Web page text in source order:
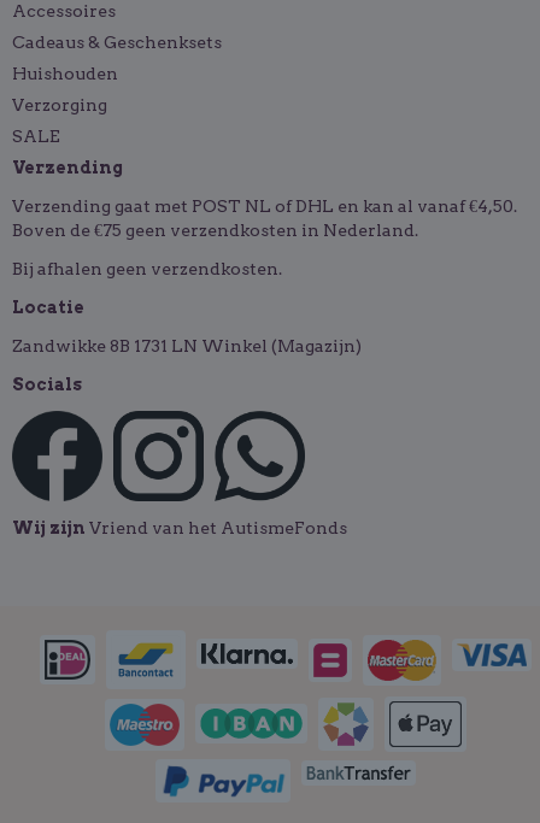
Accessoires
Cadeaus & Geschenksets
Huishouden
Verzorging
SALE
Verzending
Verzending gaat met POST NL of DHL en kan al vanaf €4,50.
Boven de €75 geen verzendkosten in Nederland.
Bij afhalen geen verzendkosten.
Locatie
Zandwikke 8B 1731 LN Winkel (Magazijn)
Socials
Wij zijn Vriend van het AutismeFonds